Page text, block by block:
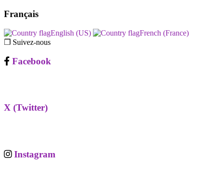
Français
English (US)‎
French (France)‎
❐ Suivez-nous
Facebook
X (Twitter)
Instagram